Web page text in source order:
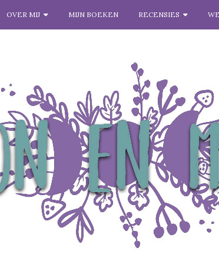
OVER MIJ MIJN BOEKEN RECENSIES